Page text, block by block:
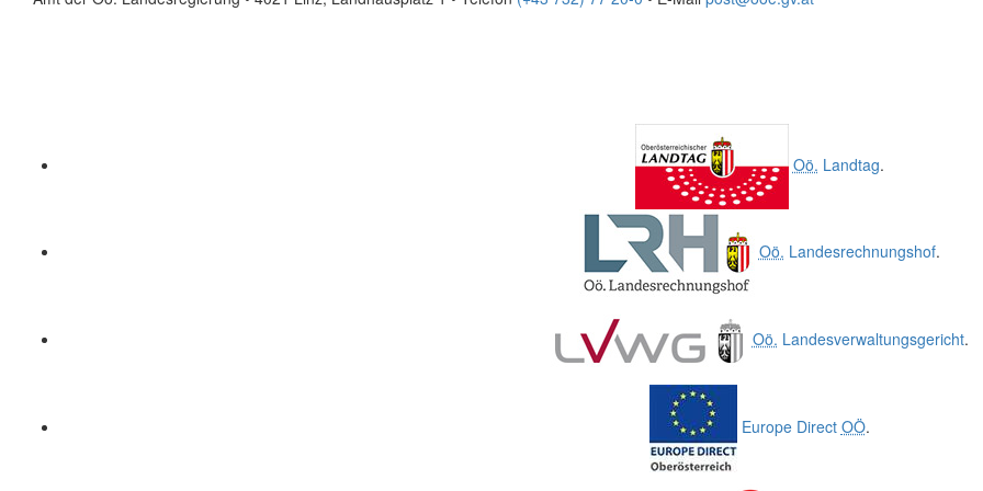
Oö. Landtag.
Oö. Landesrechnungshof.
Oö. Landesverwaltungsgericht.
Europe Direct OÖ.